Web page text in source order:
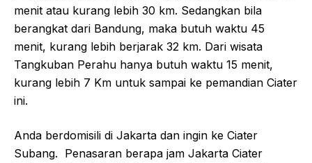
menit atau kurang lebih 30 km. Sedangkan bila
berangkat dari Bandung, maka butuh waktu 45
menit, kurang lebih berjarak 32 km. Dari wisata
Tangkuban Perahu hanya butuh waktu 15 menit,
kurang lebih 7 Km untuk sampai ke pemandian Ciater
ini.
Anda berdomisili di Jakarta dan ingin ke Ciater
Subang. Penasaran berapa jam Jakarta Ciater